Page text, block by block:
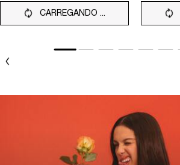
CARREGANDO ...